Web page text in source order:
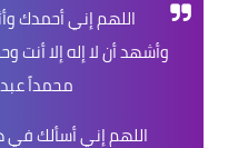
اللهم إني أحمدك
وأشهد أن لا إله إلا
محمداً
اللهم إني أسألك في